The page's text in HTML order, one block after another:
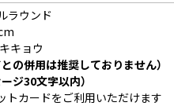
ラウンド
キョウ
の併用は推奨しておりません）
ジ30文字以内）
トカードをご利用いただけます